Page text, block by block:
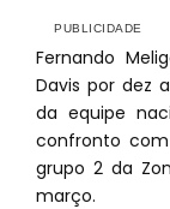
Fernando
Davis por dez
da equipe
confronto
grupo 2 da
março.